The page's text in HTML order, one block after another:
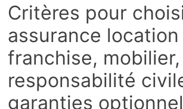
Critères pour
assurance location
franchise, mobilier,
responsabilité
garanties